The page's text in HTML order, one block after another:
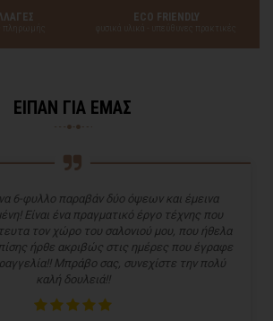
πληρωμής
ECO FRIENDLY
φυσικά υλικά - υπεύθυνες πρακτικές
ΕΙΠΑΝ ΓΙΑ ΕΜΑΣ
6-φυλλο παραβάν δύο όψεων και έμεινα
Είναι ένα πραγματικό έργο τέχνης που
τον χώρο του σαλονιού μου, που ήθελα
ήρθε ακριβώς στις ημέρες που έγραφε
Μπράβο σας, συνεχίστε την πολύ
καλή δουλειά!!